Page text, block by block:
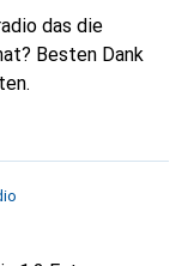
das die
Besten Dank